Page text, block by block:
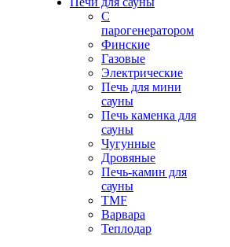
С
парогенератором
Финские
Газовые
Электрические
Печь для мини
сауны
Печь каменка для
сауны
Чугунные
Дровяные
Печь-камин для
сауны
TMF
Варвара
Теплодар